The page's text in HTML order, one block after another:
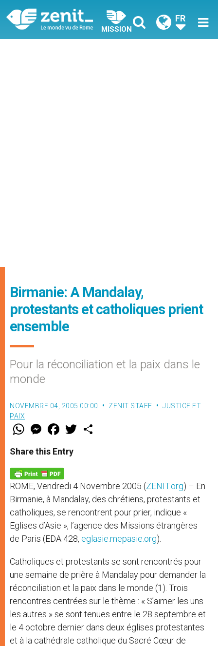
MISSION
FR
Birmanie: A Mandalay,
protestants et catholiques prient
ensemble
Pour la réconciliation et la paix dans le
monde
NOVEMBRE 04, 2005 00:00 ZENIT STAFF
JUSTICE ET
PAIX
W
t
s
p
p
M
e
s
e
g
e
r
F
a
e
b
o
k
w
Share this Entry
ROME, Vendredi 4 Novembre 2005 (ZENIT.org) – En
Birmanie, à Mandalay, des chrétiens, protestants et
catholiques, se rencontrent pour prier, indique «
Eglises d’Asie », l’agence des Missions étrangères
de Paris (EDA 428, eglasie.mepasie.org).
Catholiques et protestants se sont rencontrés pour
une semaine de prière à Mandalay pour demander la
réconciliation et la paix dans le monde (1). Trois
rencontres centrées sur le thème : « S’aimer les uns
les autres » se sont tenues entre le 28 septembre et
le 4 octobre dernier dans deux églises protestantes
et à la cathédrale catholique du Sacré Cœur de